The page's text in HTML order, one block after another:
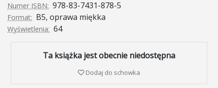
Numer ISBN: 978-83-7431-878-5
Format: B5, oprawa miękka
Wyświetlenia: 64
Ta książka jest obecnie niedostępna
Dodaj do schowka